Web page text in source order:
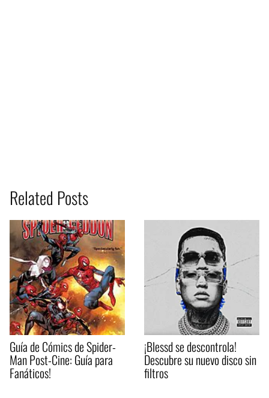
Related Posts
Guía de Cómics de Spider-
Man Post-Cine: Guía para
Fanáticos!
¡Blessd se descontrola!
Descubre su nuevo disco sin
filtros